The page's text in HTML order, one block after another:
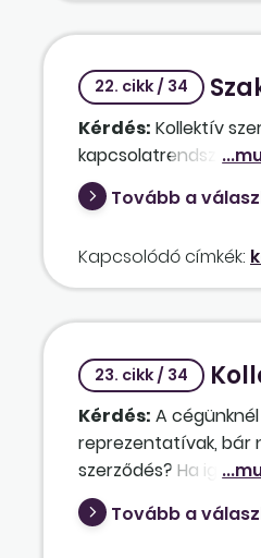
22. cikk / 34
Kérdés: Kollektív
Tovább a
Kapcsolódó címkék:
23. cikk / 34
Kérdés: A
reprezentatívak, bár
szerződés? Ha igen,
Tovább a